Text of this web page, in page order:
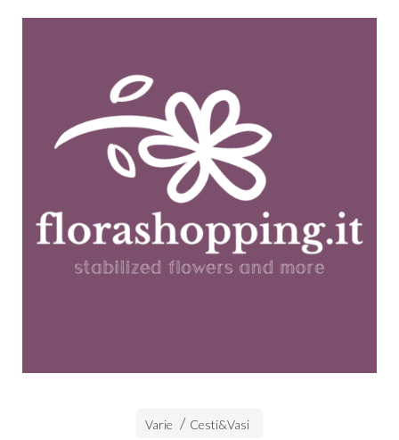
Varie Cesti&Vasi